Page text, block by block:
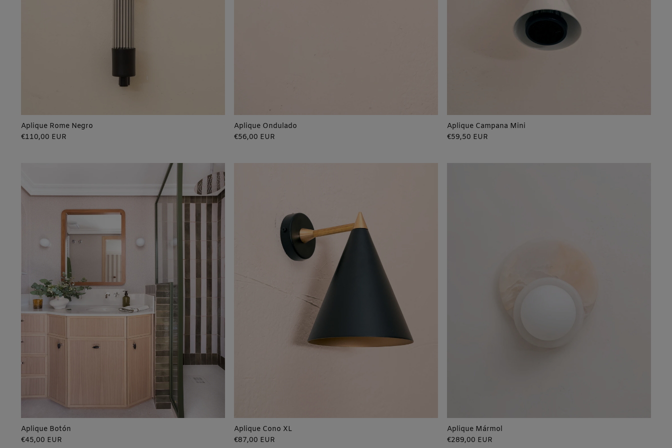
Aplique Rome Negro
Precio
€110,00 EUR
Aplique Ondulado
Precio
€56,00 EUR
Aplique Campana Mini
Precio
€59,50 EUR
Aplique Botón
Precio
€45,00 EUR
Aplique Cono XL
Precio
€87,00 EUR
Aplique Mármol
Precio
€289,00 EUR